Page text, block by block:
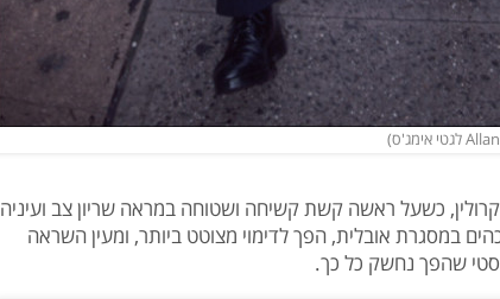
כשעל ראשה קשת קשיחה ושטוחה במראה שריון צב ועיניה
במסגרת אובלית, הפך לדימוי מצוטט ביותר, ומעין השראה
שהפך נחשק כל כך.